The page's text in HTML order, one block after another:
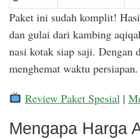
Paket ini sudah komplit!
dan gulai dari kambing
nasi kotak siap saji. Dengan
menghemat waktu persiapan.
Review Paket Spesial |
Mengapa Harga